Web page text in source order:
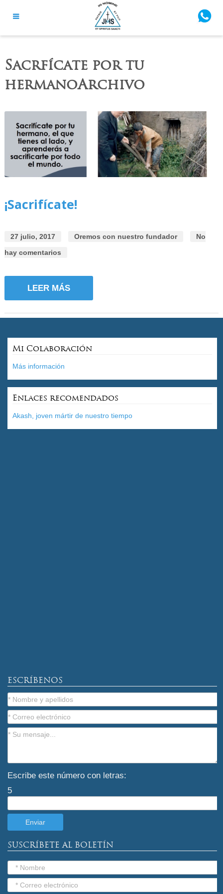
Sacrfícate por tu
hermanoArchivo
¡Sacrifícate!
27 julio, 2017 Oremos con nuestro fundador
No
hay comentarios
LEER MÁS
Mi Colaboración
Más información
Enlaces recomendados
Akash, joven mártir de nuestro tiempo
ESCRÍBENOS
Escribe este número con letras:
5
SUSCRÍBETE AL BOLETÍN